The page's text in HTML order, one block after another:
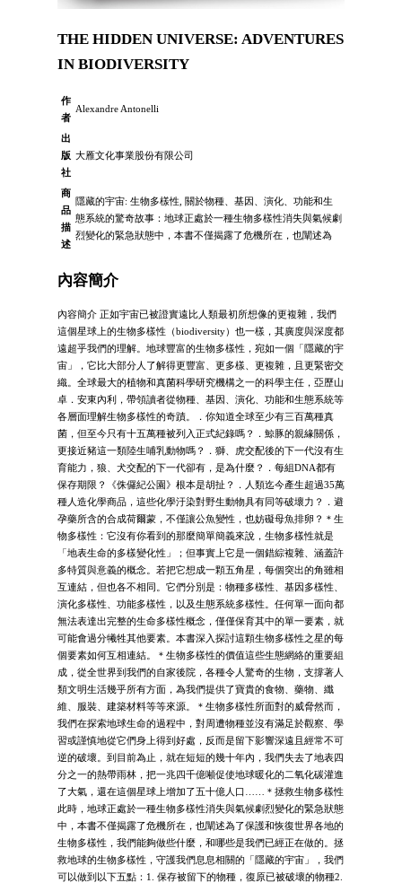
THE HIDDEN UNIVERSE: ADVENTURES
IN BIODIVERSITY
作
者
Alexandre Antonelli
出
版
社
大雁文化事業股份有限公司
商
品
描
述
隱藏的宇宙: 生物多樣性, 關於物種、基因、演化、功能和生
態系統的驚奇故事：地球正處於一種生物多樣性消失與氣候劇
烈變化的緊急狀態中，本書不僅揭露了危機所在，也闡述為
內容簡介
內容簡介 正如宇宙已被證實遠比人類最初所想像的更複雜，我們
這個星球上的生物多樣性（biodiversity）也一樣，其廣度與深度都
遠超乎我們的理解。地球豐富的生物多樣性，宛如一個「隱藏的宇
宙」，它比大部分人了解得更豐富、更多樣、更複雜，且更緊密交
織。全球最大的植物和真菌科學研究機構之一的科學主任，亞歷山
卓．安東內利，帶領讀者從物種、基因、演化、功能和生態系統等
各層面理解生物多樣性的奇蹟。．你知道全球至少有三百萬種真
菌，但至今只有十五萬種被列入正式紀錄嗎？．鯨豚的親緣關係，
更接近豬這一類陸生哺乳動物嗎？．獅、虎交配後的下一代沒有生
育能力，狼、犬交配的下一代卻有，是為什麼？．每組DNA都有
保存期限？《侏儸紀公園》根本是胡扯？．人類迄今產生超過35萬
種人造化學商品，這些化學汙染對野生動物具有同等破壞力？．避
孕藥所含的合成荷爾蒙，不僅讓公魚變性，也妨礙母魚排卵？＊生
物多樣性：它沒有你看到的那麼簡單簡義來說，生物多樣性就是
「地表生命的多樣變化性」；但事實上它是一個錯綜複雜、涵蓋許
多特質與意義的概念。若把它想成一顆五角星，每個突出的角雖相
互連結，但也各不相同。它們分別是：物種多樣性、基因多樣性、
演化多樣性、功能多樣性，以及生態系統多樣性。任何單一面向都
無法表達出完整的生命多樣性概念，僅僅保育其中的單一要素，就
可能會過分犧牲其他要素。本書深入探討這顆生物多樣性之星的每
個要素如何互相連結。＊生物多樣性的價值這些生態網絡的重要組
成，從全世界到我們的自家後院，各種令人驚奇的生物，支撐著人
類文明生活幾乎所有方面，為我們提供了寶貴的食物、藥物、纖
維、服裝、建築材料等等來源。＊生物多樣性所面對的威脅然而，
我們在探索地球生命的過程中，對周遭物種並沒有滿足於觀察、學
習或謹慎地從它們身上得到好處，反而是留下影響深遠且經常不可
逆的破壞。到目前為止，就在短短的幾十年內，我們失去了地表四
分之一的熱帶雨林，把一兆四千億噸促使地球暖化的二氧化碳灌進
了大氣，還在這個星球上增加了五十億人口……＊拯救生物多樣性
此時，地球正處於一種生物多樣性消失與氣候劇烈變化的緊急狀態
中，本書不僅揭露了危機所在，也闡述為了保護和恢復世界各地的
生物多樣性，我們能夠做些什麼，和哪些是我們已經正在做的。拯
救地球的生物多樣性，守護我們息息相關的「隱藏的宇宙」，我們
可以做到以下五點：1. 保存被留下的物種，復原已被破壞的物種2.